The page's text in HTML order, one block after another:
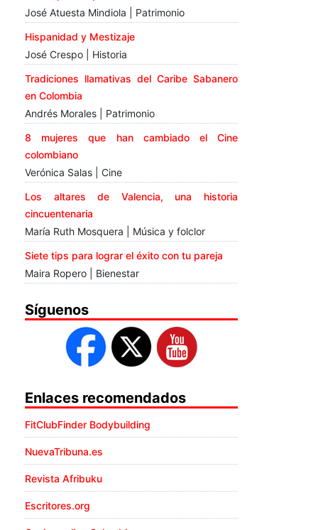
José Atuesta Mindiola | Patrimonio
Hispanidad y Mestizaje
José Crespo | Historia
Tradiciones llamativas del Caribe Sabanero
en Colombia
Andrés Morales | Patrimonio
8 mujeres que han cambiado el Cine
colombiano
Verónica Salas | Cine
Los altares de Valencia, una historia
cincuentenaria
María Ruth Mosquera | Música y folclor
Siete tips para lograr el éxito con tu pareja
Maira Ropero | Bienestar
Síguenos
Enlaces recomendados
FitClubFinder Bodybuilding
NuevaTribuna.es
Revista Afribuku
Escritores.org